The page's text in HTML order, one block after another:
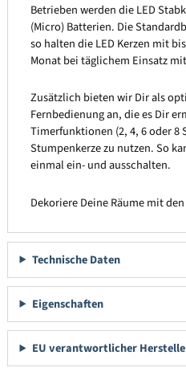
Betrieben werden die LED
(Micro) Batterien. Die
so halten die LED Kerzen mit
Monat bei täglichem Einsatz
Zusätzlich bieten wir Dir als
Fernbedienung an, die es Dir
Timerfunktionen (2, 4, 6 oder 8
Stumpenkerze zu nutzen. So
einmal ein- und ausschalten.
Dekoriere Deine Räume mit
Technische Daten
Eigenschaften
EU verantwortlicher